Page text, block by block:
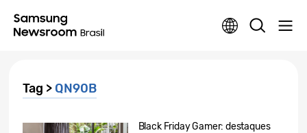
Tag > QN90B
Black Friday Gamer: destaques